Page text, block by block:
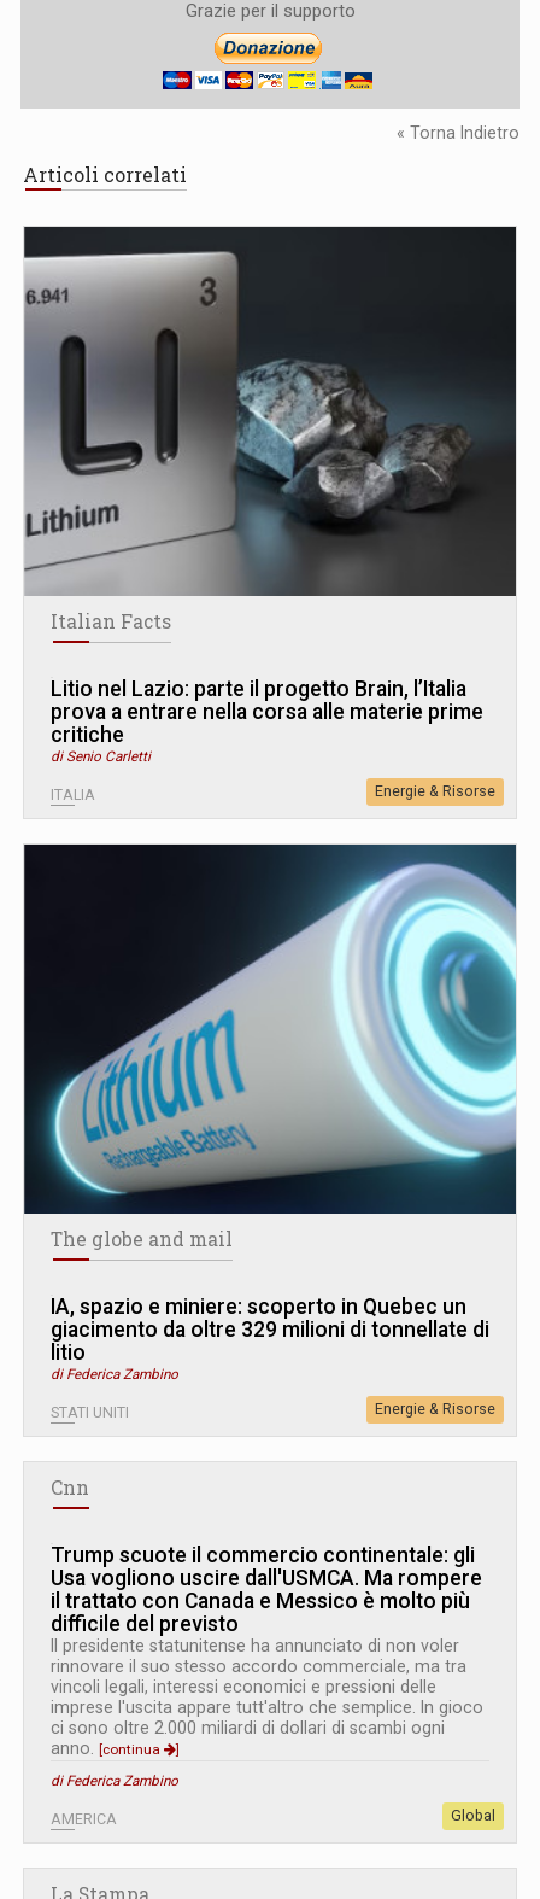
Grazie per il supporto
« Torna Indietro
Articoli correlati
Italian Facts
Litio nel Lazio: parte il progetto Brain, l’Italia
prova a entrare nella corsa alle materie prime
critiche
di Senio Carletti
ITALIA Energie & Risorse
The globe and mail
IA, spazio e miniere: scoperto in Quebec un
giacimento da oltre 329 milioni di tonnellate di
litio
di Federica Zambino
STATI UNITI Energie & Risorse
Cnn
Trump scuote il commercio continentale: gli
Usa vogliono uscire dall'USMCA. Ma rompere
il trattato con Canada e Messico è molto più
difficile del previsto
Il presidente statunitense ha annunciato di non voler
rinnovare il suo stesso accordo commerciale, ma tra
vincoli legali, interessi economici e pressioni delle
imprese l'uscita appare tutt'altro che semplice. In gioco
ci sono oltre 2.000 miliardi di dollari di scambi ogni
anno. [continua
]
di Federica Zambino
AMERICA Global